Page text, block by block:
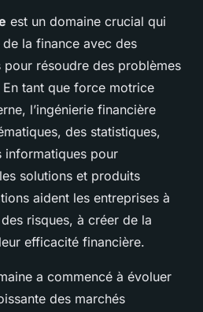
est un domaine crucial qui
la finance avec des
pour résoudre des problèmes
tant que force motrice
l’ingénierie financière
des statistiques,
informatiques pour
solutions et produits
aident les entreprises à
risques, à créer de la
efficacité financière.
a commencé à évoluer
des marchés